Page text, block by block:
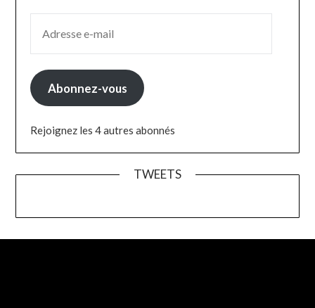
Abonnez-vous
Rejoignez les 4 autres abonnés
TWEETS